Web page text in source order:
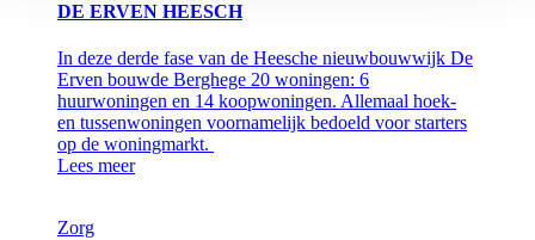
DE ERVEN HEESCH
In deze derde fase van de Heesche nieuwbouwwijk De
Erven bouwde Berghege 20 woningen: 6
huurwoningen en 14 koopwoningen. Allemaal hoek-
en tussenwoningen voornamelijk bedoeld voor starters
op de woningmarkt.
Lees meer
Zorg